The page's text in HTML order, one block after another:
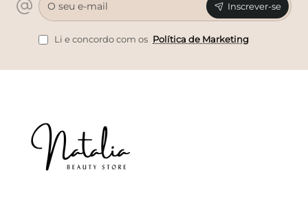
seu
e-
mail
Inscrever-se
Li e concordo com os Política de Marketing